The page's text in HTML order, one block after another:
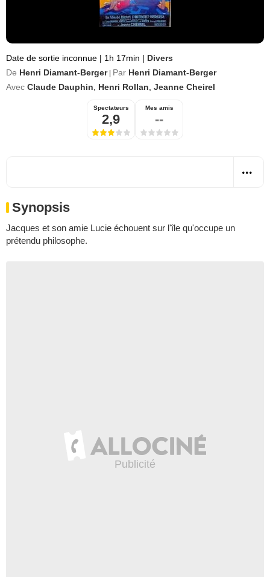
Date de sortie inconnue | 1h 17min | Divers
De Henri Diamant-Berger Par Henri Diamant-Berger
Avec Claude Dauphin Henri Rollan Jeanne Cheirel
Spectateurs
2,9
Mes amis
--
Synopsis
Jacques et son amie Lucie échouent sur l'île qu'occupe un
prétendu philosophe.